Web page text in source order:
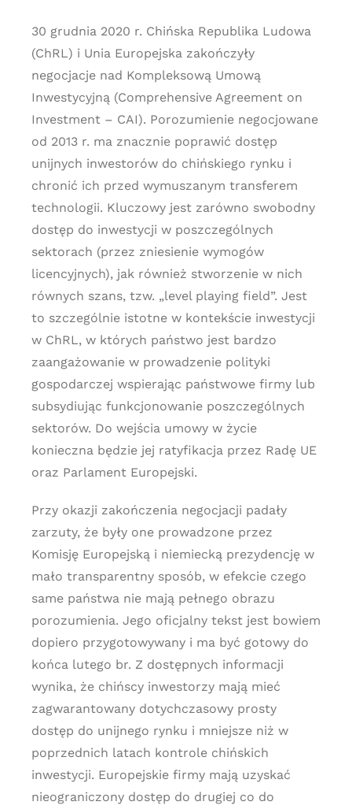
30 grudnia 2020 r. Chińska Republika Ludowa
(ChRL) i Unia Europejska zakończyły
negocjacje nad Kompleksową Umową
Inwestycyjną (Comprehensive Agreement on
Investment – CAI). Porozumienie negocjowane
od 2013 r. ma znacznie poprawić dostęp
unijnych inwestorów do chińskiego rynku i
chronić ich przed wymuszanym transferem
technologii. Kluczowy jest zarówno swobodny
dostęp do inwestycji w poszczególnych
sektorach (przez zniesienie wymogów
licencyjnych), jak również stworzenie w nich
równych szans, tzw. „level playing field”. Jest
to szczególnie istotne w kontekście inwestycji
w ChRL, w których państwo jest bardzo
zaangażowanie w prowadzenie polityki
gospodarczej wspierając państwowe firmy lub
subsydiując funkcjonowanie poszczególnych
sektorów. Do wejścia umowy w życie
konieczna będzie jej ratyfikacja przez Radę UE
oraz Parlament Europejski.
Przy okazji zakończenia negocjacji padały
zarzuty, że były one prowadzone przez
Komisję Europejską i niemiecką prezydencję w
mało transparentny sposób, w efekcie czego
same państwa nie mają pełnego obrazu
porozumienia. Jego oficjalny tekst jest bowiem
dopiero przygotowywany i ma być gotowy do
końca lutego br. Z dostępnych informacji
wynika, że chińscy inwestorzy mają mieć
zagwarantowany dotychczasowy prosty
dostęp do unijnego rynku i mniejsze niż w
poprzednich latach kontrole chińskich
inwestycji. Europejskie firmy mają uzyskać
nieograniczony dostęp do drugiej co do